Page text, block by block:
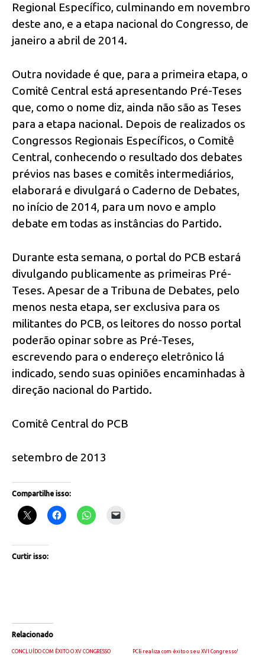
Regional Específico, culminando em novembro
deste ano, e a etapa nacional do Congresso, de
janeiro a abril de 2014.
Outra novidade é que, para a primeira etapa, o
Comitê Central está apresentando Pré-Teses
que, como o nome diz, ainda não são as Teses
para a etapa nacional. Depois de realizados os
Congressos Regionais Específicos, o Comitê
Central, conhecendo o resultado dos debates
prévios nas bases e comitês intermediários,
elaborará e divulgará o Caderno de Debates,
no início de 2014, para um novo e amplo
debate em todas as instâncias do Partido.
Durante esta semana, o portal do PCB estará
divulgando publicamente as primeiras Pré-
Teses. Apesar de a Tribuna de Debates, pelo
menos nesta etapa, ser exclusiva para os
militantes do PCB, os leitores do nosso portal
poderão opinar sobre as Pré-Teses,
escrevendo para o endereço eletrônico lá
indicado, sendo suas opiniões encaminhadas à
direção nacional do Partido.
Comitê Central do PCB
setembro de 2013
Compartilhe isso:
Curtir isso:
Relacionado
CONCLUÍDO COM ÊXITO O XV CONGRESSO PCB realiza com êxito o seu XVI Congresso!